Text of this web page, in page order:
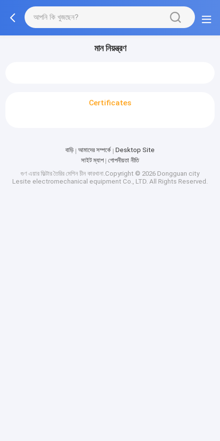
মান নিয়ন্ত্রণ
Certificates
বাড়ি আমাদের সম্পর্কে
Desktop Site
সাইট ম্যাপ
গোপনীয়তা নীতি
গুণ এয়ার ফিল্টার তৈরির মেশিন চীন কারখানা.Copyright © 2026 Dongguan city
Lesite electromechanical equipment Co., LTD. All Rights Reserved.